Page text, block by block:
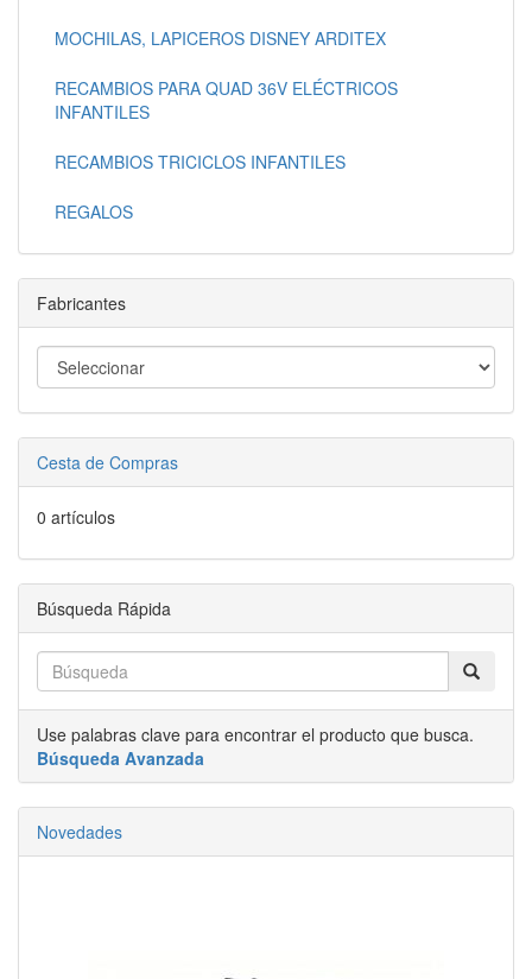
MOCHILAS, LAPICEROS DISNEY ARDITEX
RECAMBIOS PARA QUAD 36V ELÉCTRICOS
INFANTILES
RECAMBIOS TRICICLOS INFANTILES
REGALOS
Fabricantes
Cesta de Compras
0 artículos
Búsqueda Rápida
Use palabras clave para encontrar el producto que busca.
Búsqueda Avanzada
Novedades